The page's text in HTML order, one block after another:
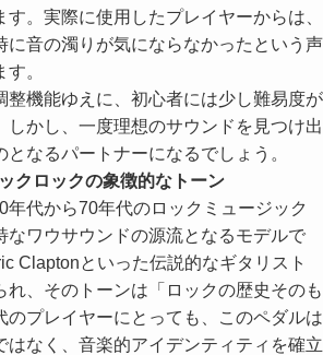
。実際に使用したプレイヤーからは、
に音の濁りが気にならなかったという声
。
整機能ゆえに、初心者には少し難易度が
しかし、一度理想のサウンドを見つけ出
なるパートナーになるでしょう。
クロックの象徴的なトーン
代から70年代のロックミュージック
なワウサウンドの源流となるモデルで
Claptonといった伝説的なギタリスト
れ、そのトーンは「ロックの歴史そのも
のプレイヤーにとっても、このペダルは
はなく、音楽的アイデンティティを確立